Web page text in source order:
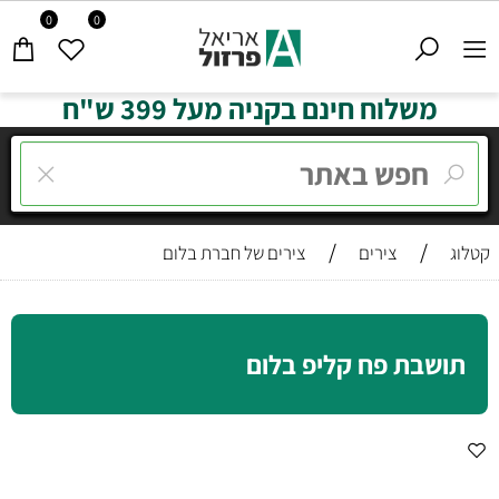
0 0
משלוח חינם בקניה מעל 399 ש"ח
קטלוג / צירים / צירים של חברת בלום
תושבת פח קליפ בלום